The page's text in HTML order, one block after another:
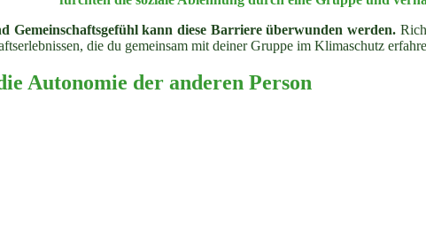
Gemeinschaftsgefühl kann diese Barriere überwunden werden.
die du gemeinsam mit deiner Gruppe im Klimaschutz
Autonomie der anderen Person